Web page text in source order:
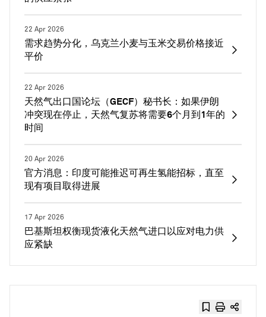
22 Apr 2026
需求趋势分化，乌克兰小麦与玉米交易价格接近
平价
22 Apr 2026
天然气出口国论坛（GECF）秘书长：如果伊朗
冲突现在停止，天然气复苏将需要6个月到1年的
时间
20 Apr 2026
官方消息：印度可能推迟可再生氢能招标，直至
现有项目取得进展
17 Apr 2026
巴基斯坦权衡现货液化天然气进口以应对电力供
应紧缺